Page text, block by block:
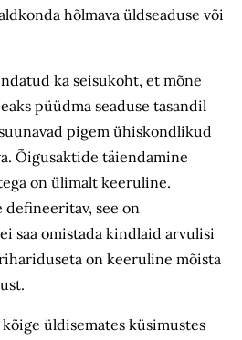
hõlmava üldseaduse või
ka seisukoht, et mõne
püüdma seaduse tasandil
pigem ühiskondlikud
Õigusaktide täiendamine
on ülimalt keeruline.
see on
saa omistada kindlaid arvulisi
on keeruline mõista
üldisemates küsimustes